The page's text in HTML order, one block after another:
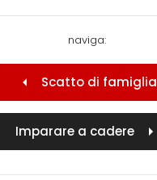
naviga:
Scatto di famiglia
Imparare a cadere